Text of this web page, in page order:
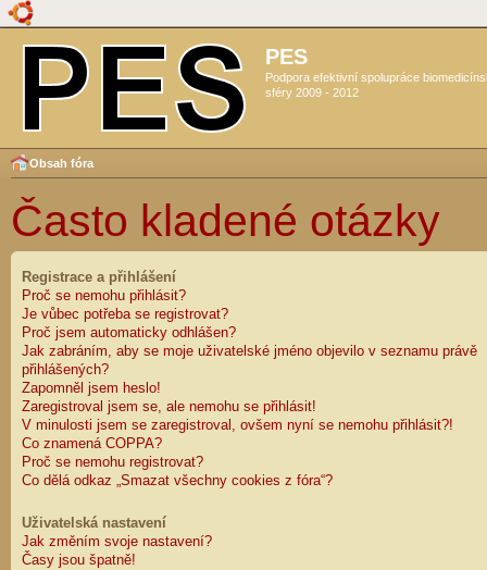
PES
Podpora efektivní spolupráce
sféry 2009 - 2012
Obsah fóra
Často kladené otázky
Registrace a přihlášení
Proč se nemohu přihlásit?
Je vůbec potřeba se registrovat?
Proč jsem automaticky odhlášen?
Jak zabráním, aby se moje uživatelské jméno objevilo v seznamu právě
přihlášených?
Zapomněl jsem heslo!
Zaregistroval jsem se, ale nemohu se přihlásit!
V minulosti jsem se zaregistroval, ovšem nyní se nemohu přihlásit?!
Co znamená COPPA?
Proč se nemohu registrovat?
Co dělá odkaz „Smazat všechny cookies z fóra“?
Uživatelská nastavení
Jak změním svoje nastavení?
Časy jsou špatně!